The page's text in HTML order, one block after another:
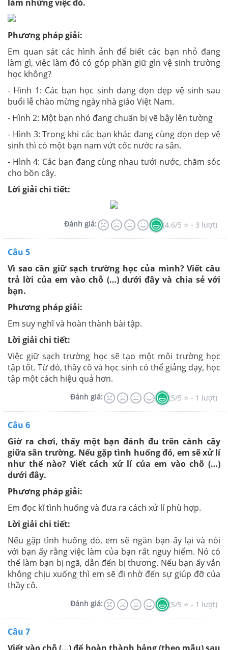
làm những việc đó.
Phương pháp giải:
Em quan sát các hình ảnh để biết các bạn nhỏ đang
làm gì, việc làm đó có góp phần giữ gìn vệ sinh trường
học không?
- Hình 1: Các bạn học sinh đang dọn dẹp vệ sinh sau
buổi lễ chào mừng ngày nhà giáo Việt Nam.
- Hình 2: Một bạn nhỏ đang chuẩn bị vẽ bậy lên tường
- Hình 3: Trong khi các bạn khác đang cùng dọn dẹp vệ
sinh thì có một bạn nam vứt cốc nước ra sân.
- Hình 4: Các bạn đang cùng nhau tưới nước, chăm sóc
cho bồn cây.
Lời giải chi tiết:
Đánh giá: (4.6/5 ⭐ - 3 lượt)
Câu 5
Vì sao cần giữ sạch trường học của mình? Viết câu
trả lời của em vào chỗ (…) dưới đây và chia sẻ với
bạn.
Phương pháp giải:
Em suy nghĩ và hoàn thành bài tập.
Lời giải chi tiết:
Việc giữ sạch trường học sẽ tạo một môi trường học
tập tốt. Từ đó, thầy cô và học sinh có thể giảng dạy, học
tập một cách hiệu quả hơn.
Đánh giá: (5/5 ⭐ - 1 lượt)
Câu 6
Giờ ra chơi, thấy một bạn đánh đu trên cành cây
giữa sân trường. Nếu gặp tình huống đó, em sẽ xử lí
như thế nào? Viết cách xử lí của em vào chỗ (…)
dưới đây.
Phương pháp giải:
Em đọc kĩ tình huống và đưa ra cách xử lí phù hợp.
Lời giải chi tiết:
Nếu gặp tình huống đó, em sẽ ngăn bạn ấy lại và nói
với bạn ấy rằng việc làm của bạn rất nguy hiểm. Nó có
thể làm bạn bị ngã, dẫn đến bị thương. Nếu bạn ấy vẫn
không chịu xuống thì em sẽ đi nhờ đến sự giúp đỡ của
thầy cô.
Đánh giá: (5/5 ⭐ - 1 lượt)
Câu 7